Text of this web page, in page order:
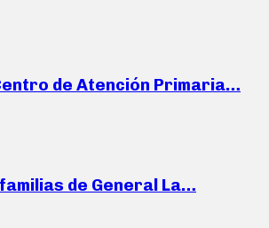
de Atención Primaria…
de General La…